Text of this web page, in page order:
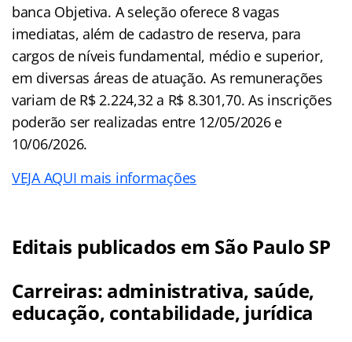
banca Objetiva. A seleção oferece 8 vagas
imediatas, além de cadastro de reserva, para
cargos de níveis fundamental, médio e superior,
em diversas áreas de atuação. As remunerações
variam de R$ 2.224,32 a R$ 8.301,70. As inscrições
poderão ser realizadas entre 12/05/2026 e
10/06/2026.
VEJA AQUI mais informações
Editais publicados em São Paulo SP
Carreiras: administrativa, saúde,
educação, contabilidade, jurídica